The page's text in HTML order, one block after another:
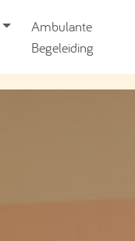
Ambulante
Begeleiding